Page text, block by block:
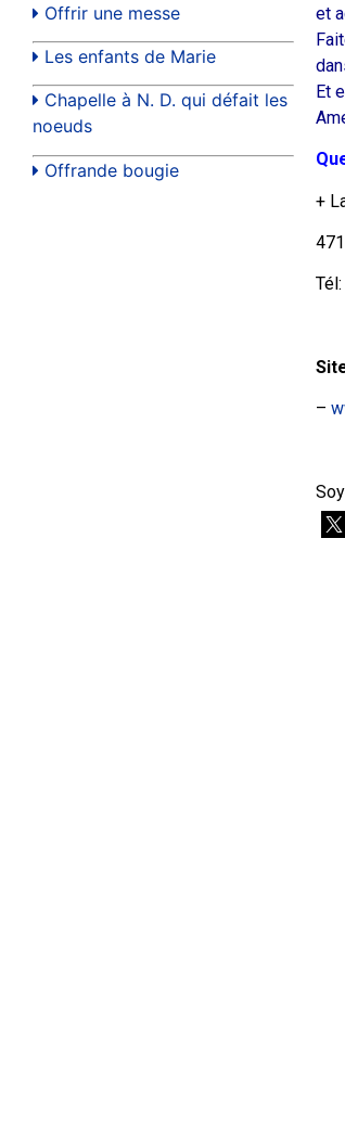
Offrir une messe
Les enfants de Marie
Chapelle à N. D. qui défait les
noeuds
Offrande bougie
et
Et
+
–